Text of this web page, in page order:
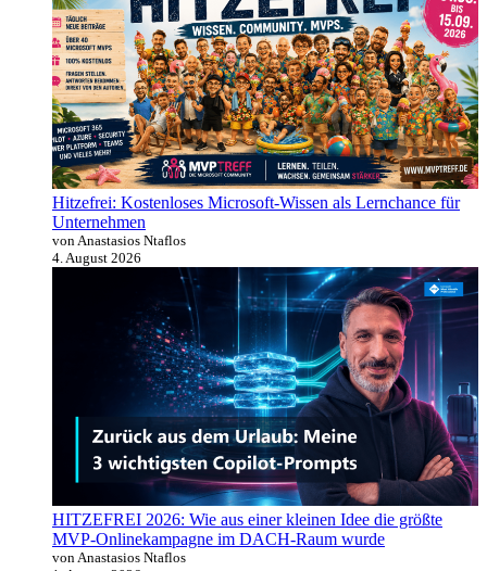
Hitzefrei: Kostenloses Microsoft-Wissen als Lernchance für
Unternehmen
von Anastasios Ntaflos
4. August 2026
HITZEFREI 2026: Wie aus einer kleinen Idee die größte
MVP-Onlinekampagne im DACH-Raum wurde
von Anastasios Ntaflos